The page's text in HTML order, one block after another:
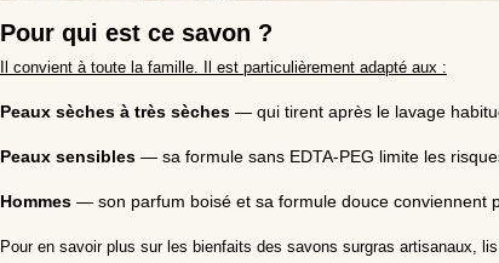
Pour qui est ce savon ?
Il convient à toute la famille. Il est particulièrement adapté aux :
Peaux sèches à très sèches — qui tirent après le lavage
Peaux sensibles — sa formule sans EDTA-PEG limite les
Hommes — son parfum boisé et sa formule douce conviennent
Pour en savoir plus sur les bienfaits des savons surgras artisanaux,